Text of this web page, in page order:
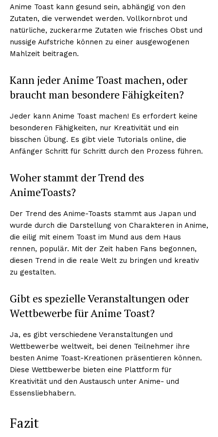
Mein Konto
Haftungsausschluss
Anime Toast kann gesund sein, abhängig von den
Zutaten, die verwendet werden. Vollkornbrot und
natürliche, zuckerarme Zutaten wie frisches Obst und
nussige Aufstriche können zu einer ausgewogenen
Mahlzeit beitragen.
Kann jeder Anime Toast machen, oder
braucht man besondere Fähigkeiten?
Jeder kann Anime Toast machen! Es erfordert keine
besonderen Fähigkeiten, nur Kreativität und ein
bisschen Übung. Es gibt viele Tutorials online, die
Anfänger Schritt für Schritt durch den Prozess führen.
Woher stammt der Trend des
AnimeToasts?
Der Trend des Anime-Toasts stammt aus Japan und
wurde durch die Darstellung von Charakteren in Anime,
die eilig mit einem Toast im Mund aus dem Haus
rennen, populär. Mit der Zeit haben Fans begonnen,
diesen Trend in die reale Welt zu bringen und kreativ
zu gestalten.
Gibt es spezielle Veranstaltungen oder
Wettbewerbe für Anime Toast?
Ja, es gibt verschiedene Veranstaltungen und
Wettbewerbe weltweit, bei denen Teilnehmer ihre
besten Anime Toast-Kreationen präsentieren können.
Diese Wettbewerbe bieten eine Plattform für
Kreativität und den Austausch unter Anime- und
Essensliebhabern.
Fazit